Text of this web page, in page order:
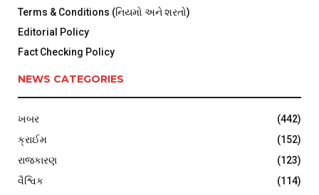
Terms & Conditions (નિયમો અને શરતો)
Editorial Policy
Fact Checking Policy
NEWS CATEGORIES
ખબર
(442)
ક્રાઈમ
(152)
રાજકારણ
(123)
વૈશ્વિક
(114)